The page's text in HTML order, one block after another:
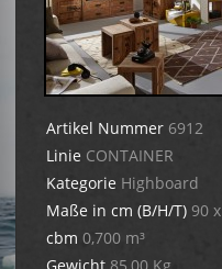
Artikel Nummer 6912
Linie CONTAINER
Kategorie Highboard
Maße in cm (B/H/T) 90
cbm 0,700 m³